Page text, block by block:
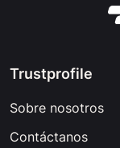
Trustprofile
Sobre nosotros
Contáctanos